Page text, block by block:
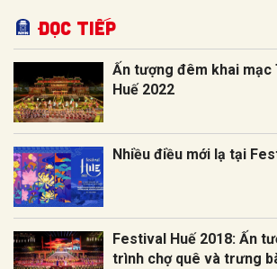
Đọc tiếp
Ấn tượng đêm khai mạc
Huế 2022
Nhiều điều mới lạ tại
Festival Huế 2018: Ấn
trình chợ quê và trưng